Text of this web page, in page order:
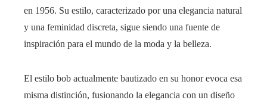
en 1956. Su estilo, caracterizado por una elegancia natural
y una feminidad discreta, sigue siendo una fuente de
inspiración para el mundo de la moda y la belleza.
El estilo bob actualmente bautizado en su honor evoca esa
misma distinción, fusionando la elegancia con un diseño